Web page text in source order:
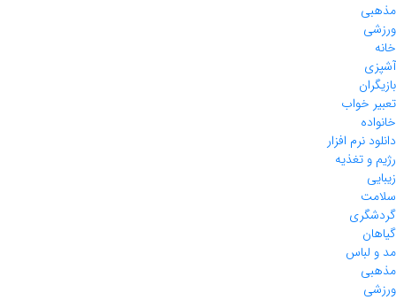
مذهبی
ورزشی
خانه
آشپزی
بازیگران
تعبیر خواب
خانواده
دانلود نرم افزار
رژیم و تغذیه
زیبایی
سلامت
گردشگری
گیاهان
مد و لباس
مذهبی
ورزشی